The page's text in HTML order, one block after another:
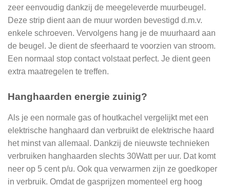
zeer eenvoudig dankzij de meegeleverde muurbeugel.
Deze strip dient aan de muur worden bevestigd d.m.v.
enkele schroeven. Vervolgens hang je de muurhaard aan
de beugel. Je dient de sfeerhaard te voorzien van stroom.
Een normaal stop contact volstaat perfect. Je dient geen
extra maatregelen te treffen.
Hanghaarden energie zuinig?
Als je een normale gas of houtkachel vergelijkt met een
elektrische hanghaard dan verbruikt de elektrische haard
het minst van allemaal. Dankzij de nieuwste technieken
verbruiken hanghaarden slechts 30Watt per uur. Dat komt
neer op 5 cent p/u. Ook qua verwarmen zijn ze goedkoper
in verbruik. Omdat de gasprijzen momenteel erg hoog